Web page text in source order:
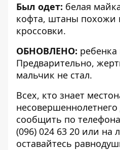
Был одет: белая
кофта, штаны похожи
кроссовки.
ОБНОВЛЕНО:
Предварительно,
мальчик не стал.
Всех, кто знает
сообщить по
(096) 024 63 20 или на
оставайтесь